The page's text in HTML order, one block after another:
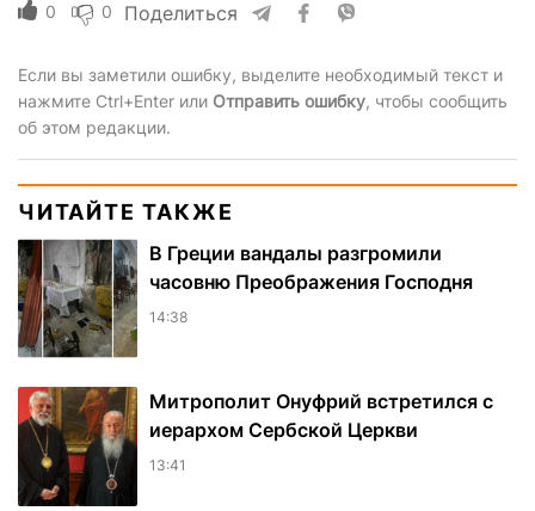
0 0 Поделиться
Если вы заметили ошибку, выделите необходимый текст и
нажмите Ctrl+Enter или Отправить ошибку, чтобы сообщить
об этом редакции.
ЧИТАЙТЕ ТАКЖЕ
В Греции вандалы разгромили
часовню Преображения Господня
14:38
Митрополит Онуфрий встретился с
иерархом Сербской Церкви
13:41